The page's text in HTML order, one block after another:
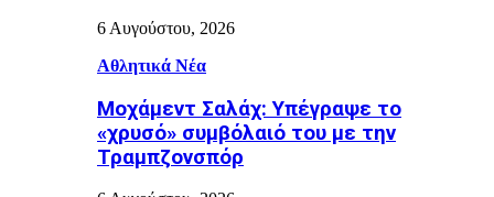
6 Αυγούστου, 2026
Αθλητικά Νέα
Μοχάμεντ Σαλάχ: Υπέγραψε το
«χρυσό» συμβόλαιό του με την
Τραμπζονσπόρ